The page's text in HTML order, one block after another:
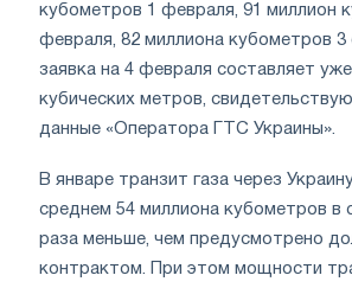
кубометров 1 февраля, 91 миллион
февраля, 82 миллиона кубометров
заявка на 4 февраля составляет
кубических метров,
данные «Оператора ГТС Украины».
В январе транзит газа через
среднем 54 миллиона кубометров в
раза меньше, чем предусмотрено
контрактом. При этом мощности